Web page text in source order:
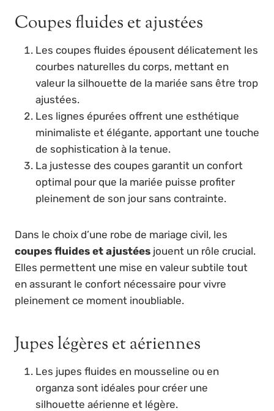
Coupes fluides et ajustées
Les coupes fluides épousent délicatement les
courbes naturelles du corps, mettant en
valeur la silhouette de la mariée sans être trop
ajustées.
Les lignes épurées offrent une esthétique
minimaliste et élégante, apportant une touche
de sophistication à la tenue.
La justesse des coupes garantit un confort
optimal pour que la mariée puisse profiter
pleinement de son jour sans contrainte.
Dans le choix d’une robe de mariage civil, les
coupes fluides et ajustées jouent un rôle crucial.
Elles permettent une mise en valeur subtile tout
en assurant le confort nécessaire pour vivre
pleinement ce moment inoubliable.
Jupes légères et aériennes
Les jupes fluides en mousseline ou en
organza sont idéales pour créer une
silhouette aérienne et légère.